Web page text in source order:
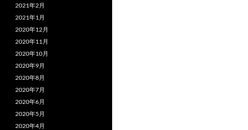
2021年2月
2021年1月
2020年12月
2020年11月
2020年10月
2020年9月
2020年8月
2020年7月
2020年6月
2020年5月
2020年4月